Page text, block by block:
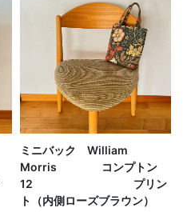
ミニバック William
Morris コンプトン
12 プリン
ト（内側ローズブラウン）